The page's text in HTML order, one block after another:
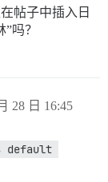
帖子中插入日
吗？
28 日 16:45
default